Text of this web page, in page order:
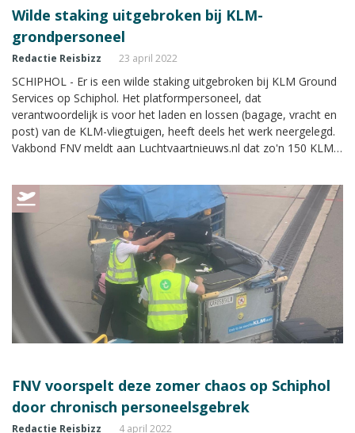
Wilde staking uitgebroken bij KLM-
grondpersoneel
Redactie Reisbizz 23 april 2022
SCHIPHOL - Er is een wilde staking uitgebroken bij KLM Ground
Services op Schiphol. Het platformpersoneel, dat
verantwoordelijk is voor het laden en lossen (bagage, vracht en
post) van de KLM-vliegtuigen, heeft deels het werk neergelegd.
Vakbond FNV meldt aan Luchtvaartnieuws.nl dat zo'n 150 KLM-
werkonderbreking hebben georganiseerd.
FNV voorspelt deze zomer chaos op Schiphol
door chronisch personeelsgebrek
Redactie Reisbizz 4 april 2022